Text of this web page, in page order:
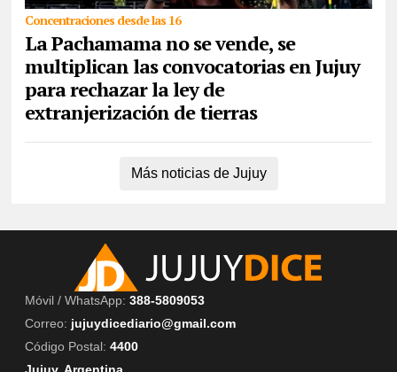
Concentraciones desde las 16
La Pachamama no se vende, se
multiplican las convocatorias en Jujuy
para rechazar la ley de
extranjerización de tierras
Más noticias de Jujuy
Móvil / WhatsApp: 388-5809053
Correo: jujuydicediario@gmail.com
Código Postal: 4400